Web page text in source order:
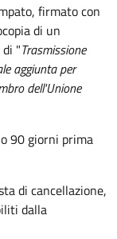
firmato con
di un
"Trasmissione
aggiunta per
dell'Unione
90 giorni prima
di cancellazione,
dalla